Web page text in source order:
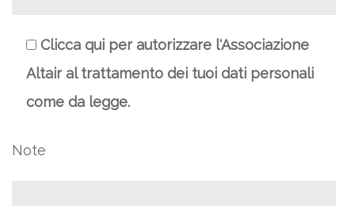
Clicca qui per autorizzare l'Associazione
Altair al trattamento dei tuoi dati personali
come da legge.
Note